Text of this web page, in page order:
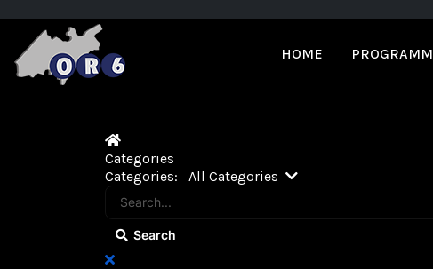
HOME
Home
Categories
Categories:
All Categories Search...
Search
x